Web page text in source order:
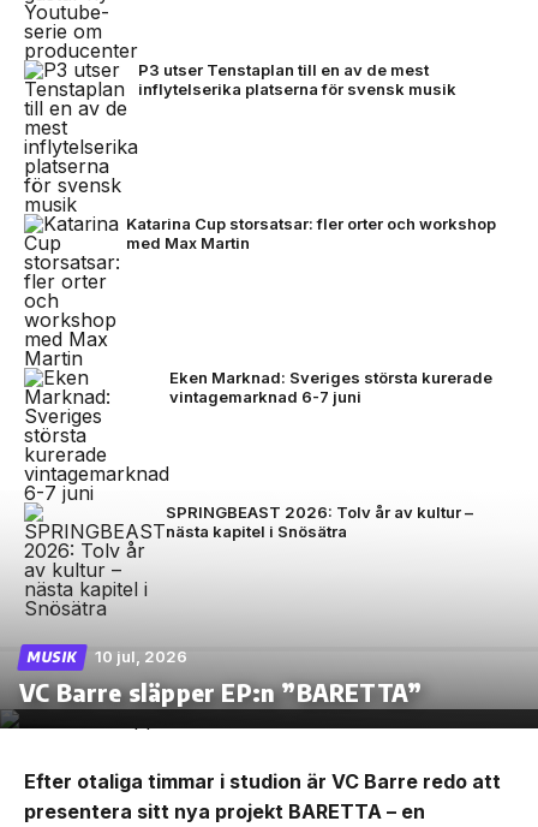
P3 utser Tenstaplan till en av de mest
inflytelserika platserna för svensk musik
Katarina Cup storsatsar: fler orter och workshop
med Max Martin
Eken Marknad: Sveriges största kurerade
vintagemarknad 6-7 juni
SPRINGBEAST 2026: Tolv år av kultur –
nästa kapitel i Snösätra
MUSIK 10 jul, 2026
VC Barre släpper EP:n ”BARETTA”
Efter otaliga timmar i studion är VC Barre redo att
presentera sitt nya projekt BARETTA – en